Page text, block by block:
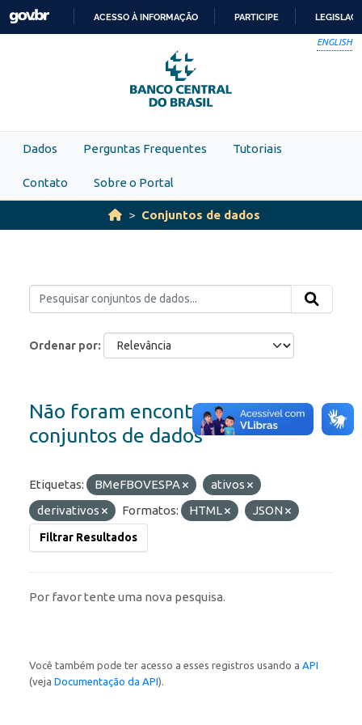
Skip to main content
PARA
O
CONTEÚDO
ACESSO À INFORMAÇÃO PARTICIPE
ENGLISH
Dados Perguntas Frequentes Tutoriais
Contato Sobre o Portal
Conjuntos de dados
Ordenar por
Não foram encontrados
conjuntos de dados
Etiquetas: BMeFBOVESPA
ativos
derivativos
Formatos: HTML JSON
Filtrar Resultados
Por favor tente uma nova pesquisa.
Você também pode ter acesso a esses registros usando a API
(veja Documentação da API).